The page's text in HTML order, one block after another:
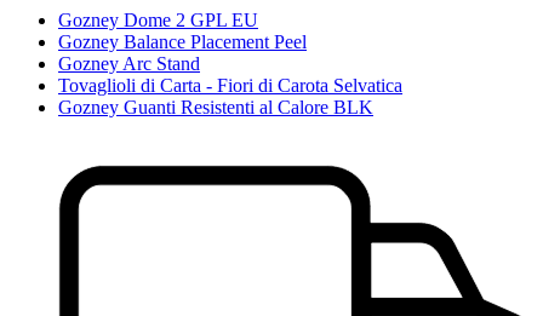
Gozney Dome 2 GPL EU
Gozney Balance Placement Peel
Gozney Arc Stand
Tovaglioli di Carta - Fiori di Carota Selvatica
Gozney Guanti Resistenti al Calore BLK